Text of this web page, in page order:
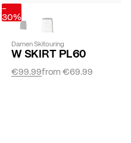
-
30%
Damen Skitouring
W SKIRT PL60
from€69.99
€99.99